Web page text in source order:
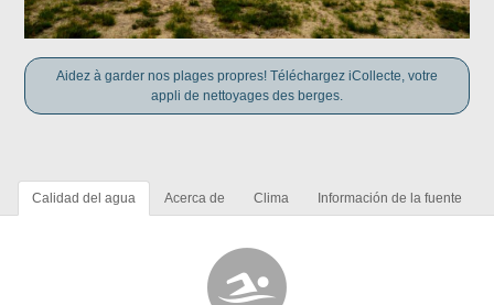
Aidez à garder nos plages propres! Téléchargez iCollecte, votre
appli de nettoyages des berges.
Calidad del agua Acerca de Clima Información de la fuente